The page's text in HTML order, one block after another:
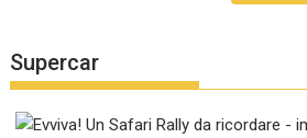
Supercar